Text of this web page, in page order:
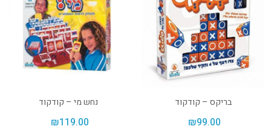
בריקס – קודקוד
₪99.00
נחש מי – קודקוד
₪119.00